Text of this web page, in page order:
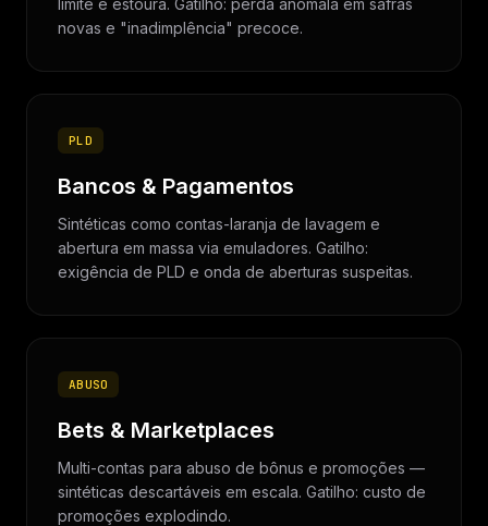
limite e estoura. Gatilho: perda anômala em safras
novas e "inadimplência" precoce.
PLD
Bancos & Pagamentos
Sintéticas como contas-laranja de lavagem e
abertura em massa via emuladores. Gatilho:
exigência de PLD e onda de aberturas suspeitas.
ABUSO
Bets & Marketplaces
Multi-contas para abuso de bônus e promoções —
sintéticas descartáveis em escala. Gatilho: custo de
promoções explodindo.